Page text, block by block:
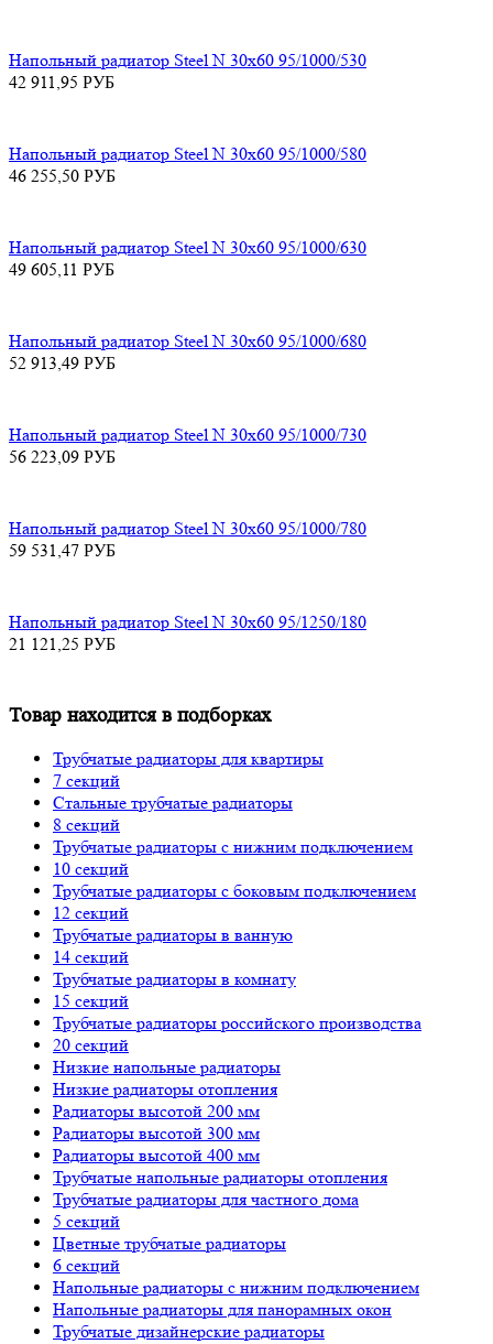
Напольный радиатор Steel N 30х60 95/1000/530
42 911,95 РУБ
Напольный радиатор Steel N 30х60 95/1000/580
46 255,50 РУБ
Напольный радиатор Steel N 30х60 95/1000/630
49 605,11 РУБ
Напольный радиатор Steel N 30х60 95/1000/680
52 913,49 РУБ
Напольный радиатор Steel N 30х60 95/1000/730
56 223,09 РУБ
Напольный радиатор Steel N 30х60 95/1000/780
59 531,47 РУБ
Напольный радиатор Steel N 30х60 95/1250/180
21 121,25 РУБ
Товар находится в подборках
Трубчатые радиаторы для квартиры
7 секций
Стальные трубчатые радиаторы
8 секций
Трубчатые радиаторы с нижним подключением
10 секций
Трубчатые радиаторы с боковым подключением
12 секций
Трубчатые радиаторы в ванную
14 секций
Трубчатые радиаторы в комнату
15 секций
Трубчатые радиаторы российского производства
20 секций
Низкие напольные радиаторы
Низкие радиаторы отопления
Радиаторы высотой 200 мм
Радиаторы высотой 300 мм
Радиаторы высотой 400 мм
Трубчатые напольные радиаторы отопления
Трубчатые радиаторы для частного дома
5 секций
Цветные трубчатые радиаторы
6 секций
Напольные радиаторы с нижним подключением
Напольные радиаторы для панорамных окон
Трубчатые дизайнерские радиаторы